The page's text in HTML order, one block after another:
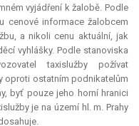
vyjádření k žalobě. Podle
cenové informace žalobcem
a nikoli cenu aktuální, jak
vyhlášky. Podle stanoviska
taxislužby požívat
oproti ostatním podnikatelům
byť pouze jeho horní hranici
je na území hl. m. Prahy